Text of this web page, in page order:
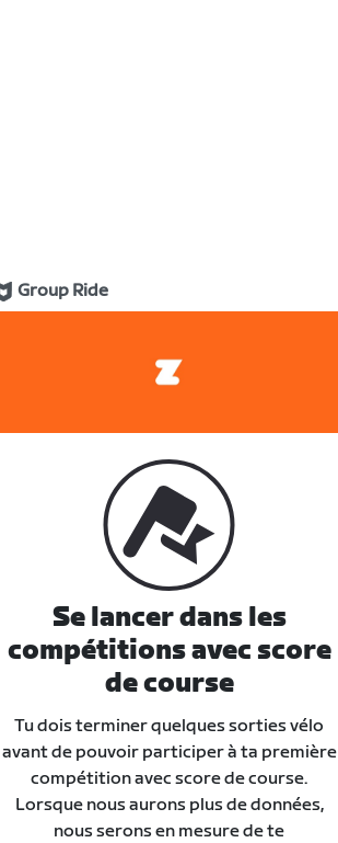
Group Ride
Se lancer dans les
compétitions avec score
de course
Tu dois terminer quelques sorties vélo
avant de pouvoir participer à ta première
compétition avec score de course.
Lorsque nous aurons plus de données,
nous serons en mesure de te